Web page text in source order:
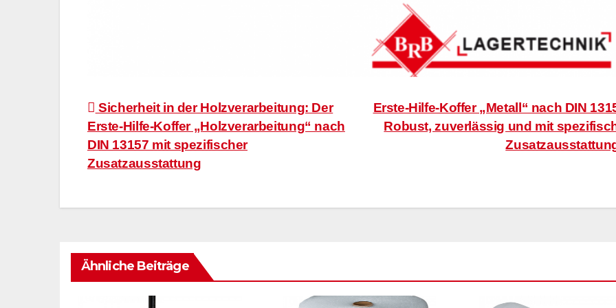
Beitragsnavigation
Erste-Hilfe-Koffer „Metall“ nach DIN
Robust, zuverlässig und mit
Sicherheit in der Holzverarbeitung: Der
Erste-Hilfe-Koffer „Holzverarbeitung“ nach
DIN 13157 mit spezifischer
Zusatzausstattung
Ähnliche Beiträge